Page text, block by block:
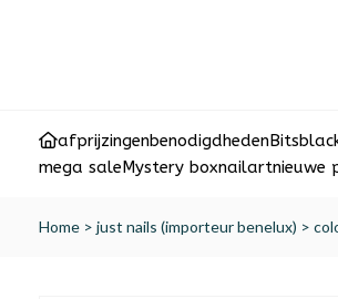
afprijzingenbenodigdhedenBits
mega saleMystery boxnailartnieuwe
Home > just nails (importeur benelux) >